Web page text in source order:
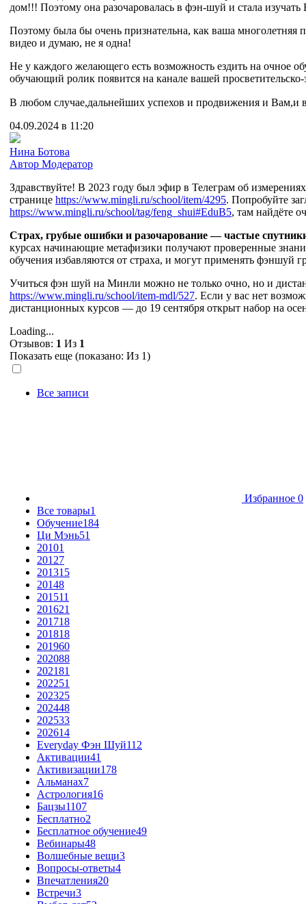
дом!!! Поэтому она разочаровалась в фэн-шуй и стала изучать
Поэтому была бы очень признательна, как ваша
видео и думаю, не я одна!
Не у каждого желающего есть возможность ездить на очное
обучающий ролик появится на канале вашей
В любом случае,дальнейших успехов и продвижения и
04.09.2024 в 11:20
Нина Ботова
Автор Модератор
Здравствуйте! В 2023 году был эфир в Телеграм об
странице https://www.mingli.ru/school/item/4295. Попробуйте
https://www.mingli.ru/school/tag/feng_shui#EduB5, там найдёте
Страх, грубые ошибки и разочарование — частые
курсах начинающие метафизики получают проверенные
обучения избавляются от страха, и могут применять фэншуй
Учиться фэн шуй на Минли можно не только очно, но и
https://www.mingli.ru/school/item-mdl/527. Если у вас нет
дистанционных курсов — до 19 сентября открыт набор на
Loading...
Отзывов: 1 Из 1
Показать еще (показано: Из 1)
Все записи
Избранное 0
Все товары1
Обучение184
Ци Мэнь51
20101
20127
201315
20148
201511
201621
201718
201818
201960
202088
202181
202251
202325
202448
202533
202614
Everyday Фэн Шуй112
Активации41
Активизации178
Альманах7
Астрология16
Бацзы1107
Бесплатно2
Бесплатное обучение49
Вебинары48
Волшебные вещи3
Вопросы-ответы4
Впечатления20
Встречи3